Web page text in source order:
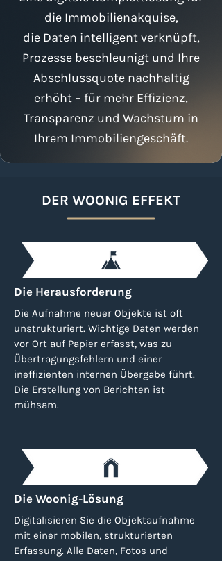
die Immobilienakquise,
die Daten intelligent verknüpft,
Prozesse beschleunigt und Ihre
Abschlussquote nachhaltig
erhöht – für mehr Effizienz,
Transparenz und Wachstum in
Ihrem Immobiliengeschäft.
DER WOONIG EFFEKT
Die Herausforderung
Die Aufnahme neuer Objekte ist oft
unstrukturiert. Wichtige Daten werden
vor Ort auf Papier erfasst, was zu
Übertragungsfehlern und einer
ineffizienten internen Übergabe führt.
Die Erstellung von Berichten ist
mühsam.
Die Woonig-Lösung
Digitalisieren Sie die Objektaufnahme
mit einer mobilen, strukturierten
Erfassung. Alle Daten, Fotos und